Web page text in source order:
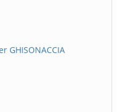
GHISONACCIA